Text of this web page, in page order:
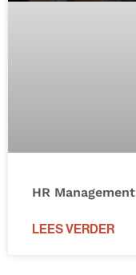
HR Management
LEES VERDER